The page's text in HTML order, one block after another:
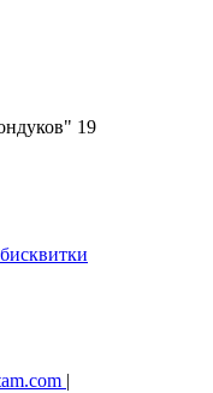
19
|